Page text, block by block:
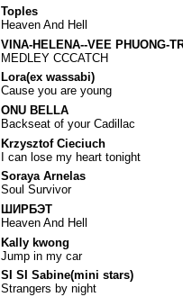
Toples
Heaven And Hell
VINA-HELENA--VEE PHUONG-
MEDLEY CCCATCH
Lora(ex wassabi)
Cause you are young
ONU BELLA
Backseat of your Cadillac
Krzysztof Cieciuch
I can lose my heart tonight
Soraya Arnelas
Soul Survivor
ШИРБЭТ
Heaven And Hell
Kally kwong
Jump in my car
SI SI Sabine(mini stars)
Strangers by night